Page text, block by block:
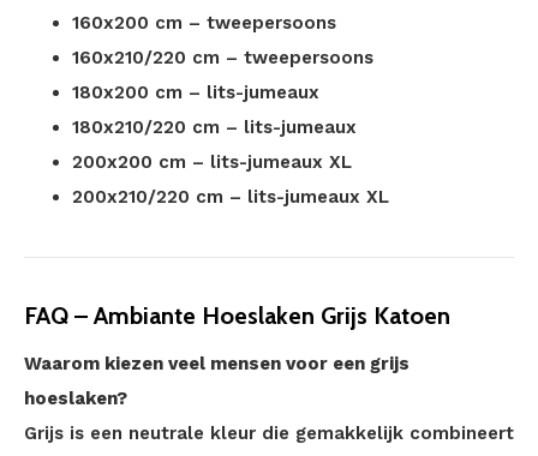
160x200 cm – tweepersoons
160x210/220 cm – tweepersoons
180x200 cm – lits-jumeaux
180x210/220 cm – lits-jumeaux
200x200 cm – lits-jumeaux XL
200x210/220 cm – lits-jumeaux XL
FAQ – Ambiante Hoeslaken Grijs Katoen
Waarom kiezen veel mensen voor een grijs
hoeslaken?
Grijs is een neutrale kleur die gemakkelijk combineert